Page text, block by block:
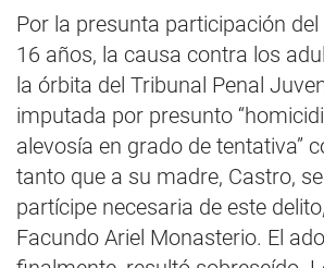
Por la presunta participación
16 años, la causa contra los
la órbita del Tribunal Penal
imputada por presunto
alevosía en grado de tentativa”
tanto que a su madre, Castro,
partícipe necesaria de este
Facundo Ariel Monasterio. El